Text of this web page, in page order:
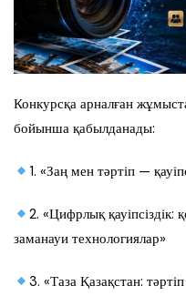
Конкурсқа арналған
бойынша қабылданады:
1. «Заң мен тәртіп —
2. «Цифрлық
заманауи технологиялар»
3. «Таза Қазақстан: